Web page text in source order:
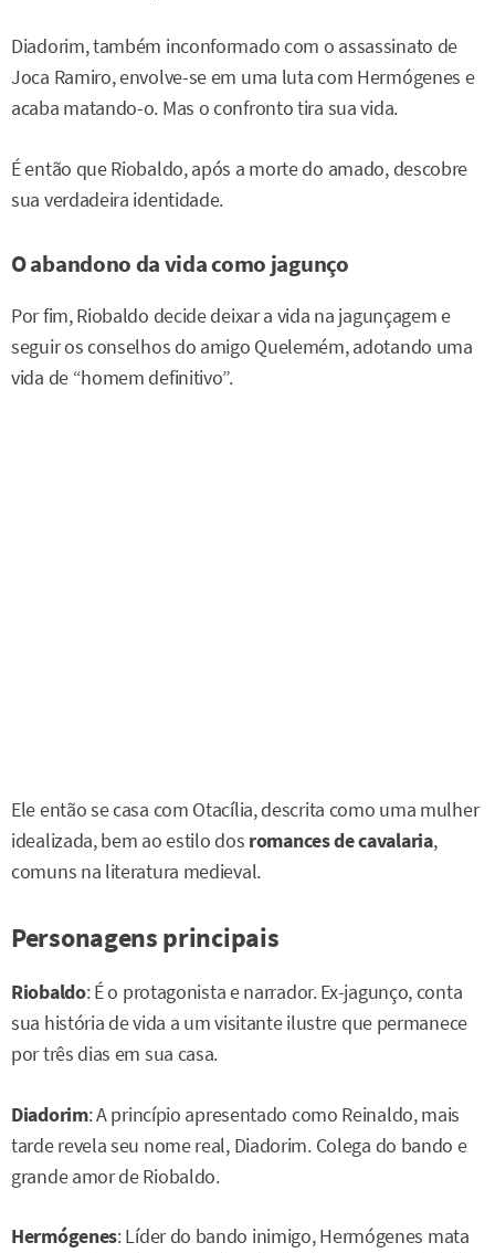
Diadorim, também inconformado com o assassinato de
Joca Ramiro, envolve-se em uma luta com Hermógenes e
acaba matando-o. Mas o confronto tira sua vida.
É então que Riobaldo, após a morte do amado, descobre
sua verdadeira identidade.
O abandono da vida como jagunço
Por fim, Riobaldo decide deixar a vida na jagunçagem e
seguir os conselhos do amigo Quelemém, adotando uma
vida de “homem definitivo”.
Ele então se casa com Otacília, descrita como uma mulher
idealizada, bem ao estilo dos romances de cavalaria,
comuns na literatura medieval.
Personagens principais
Riobaldo: É o protagonista e narrador. Ex-jagunço, conta
sua história de vida a um visitante ilustre que permanece
por três dias em sua casa.
Diadorim: A princípio apresentado como Reinaldo, mais
tarde revela seu nome real, Diadorim. Colega do bando e
grande amor de Riobaldo.
Hermógenes: Líder do bando inimigo, Hermógenes mata